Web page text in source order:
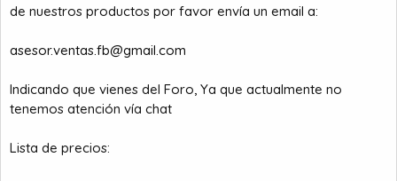
de nuestros productos por favor envía un email a:
asesor.ventas.fb@gmail.com
Indicando que vienes del Foro, Ya que actualmente no
tenemos atención vía chat
Lista de precios: